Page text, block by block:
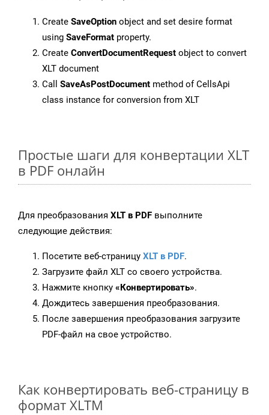
Create SaveOption object and set desire format
using SaveFormat property.
Create ConvertDocumentRequest object to convert
XLT document
Call SaveAsPostDocument method of CellsApi
class instance for conversion from XLT
Простые шаги для конвертации XLT
в PDF онлайн
Для преобразования XLT в PDF выполните
следующие действия:
Посетите веб-страницу XLT в PDF.
Загрузите файл XLT со своего устройства.
Нажмите кнопку «Конвертировать».
Дождитесь завершения преобразования.
После завершения преобразования загрузите
PDF-файл на свое устройство.
Как конвертировать веб-страницу в
формат XLTM